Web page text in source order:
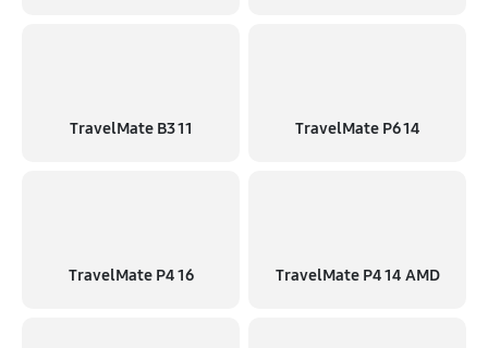
TravelMate B3 11 TravelMate P6 14
TravelMate P4 16 TravelMate P4 14 AMD